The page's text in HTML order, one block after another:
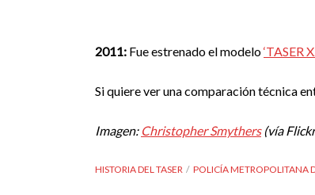
2011: Fue estrenado el modelo‘TASER
Si quiere ver una comparación técnica
Imagen: Christopher Smythers(vía
HISTORIA DEL TASER POLICÍA METROPOLITANA